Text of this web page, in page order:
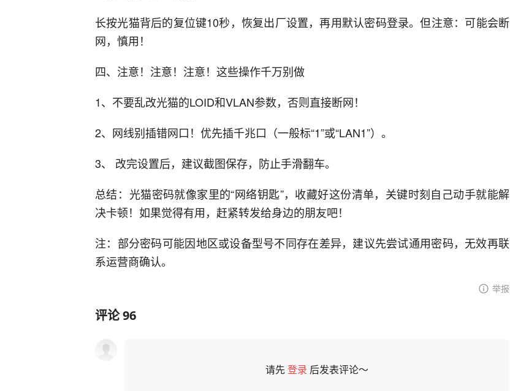
长按光猫背后的复位键10秒，恢复出厂设置，再用默认密码登录。但注意：可能会断
网，慎用！
四、注意！注意！注意！这些操作千万别做‌
1、不要乱改光猫的LOID和VLAN参数，否则直接断网！
2、网线别插错网口！优先插千兆口（一般标“1”或“LAN1”）。
3、 改完设置后，建议截图保存，防止手滑翻车。
总结‌：光猫密码就像家里的“网络钥匙”，收藏好这份清单，关键时刻自己动手就能解
决卡顿！如果觉得有用，赶紧转发给身边的朋友吧！
注：部分密码可能因地区或设备型号不同存在差异，建议先尝试通用密码，无效再联
系运营商确认。
举报
评论96
请先登录 后发表评论～